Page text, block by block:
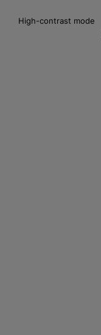
High-contrast mode